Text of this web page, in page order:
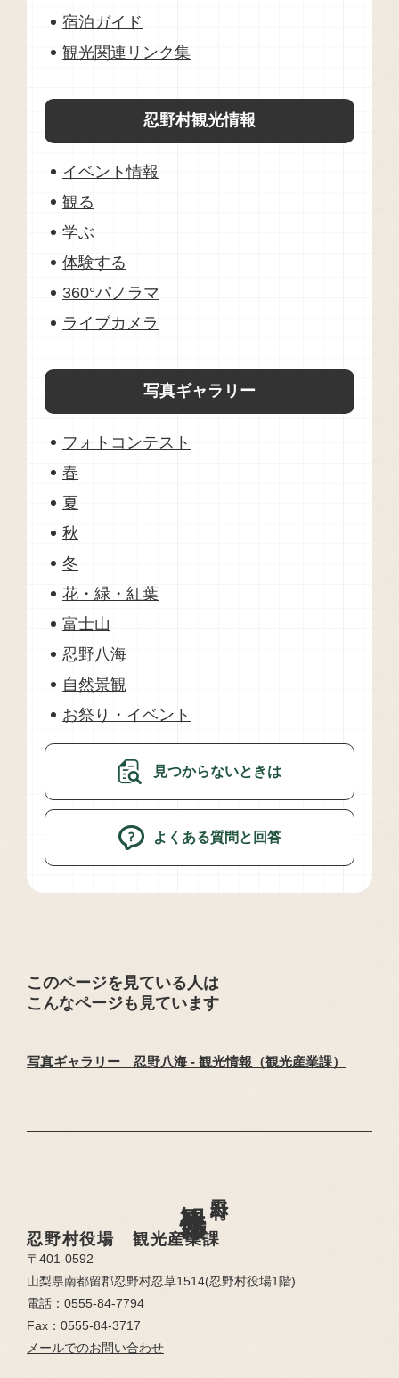
宿泊ガイド
観光関連リンク集
忍野村観光情報
イベント情報
観る
学ぶ
体験する
360°パノラマ
ライブカメラ
写真ギャラリー
フォトコンテスト
春
夏
秋
冬
花・緑・紅葉
富士山
忍野八海
自然景観
お祭り・イベント
見つからないときは
よくある質問と回答
このページを見ている人は
こんなページも見ています
写真ギャラリー 忍野八海 - 観光情報（観光産業課）
忍野村役場 観光産業課
〒401-0592
山梨県南都留郡忍野村忍草1514(忍野村役場1階)
電話：0555-84-7794
Fax：0555-84-3717
メールでのお問い合わせ